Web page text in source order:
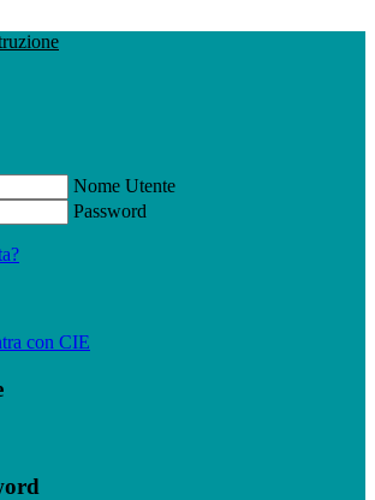
Nome Utente
Password
con CIE